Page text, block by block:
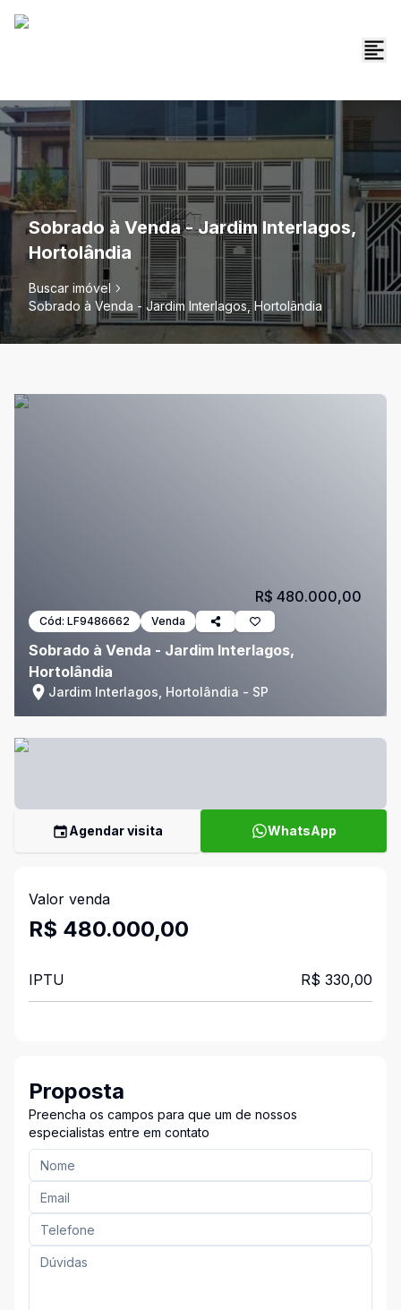
Sobrado à Venda - Jardim Interlagos,
Hortolândia
Buscar imóvel
Sobrado à Venda - Jardim Interlagos, Hortolândia
Cód: LF9486662 Venda
Sobrado à Venda - Jardim Interlagos,
Hortolândia
Jardim Interlagos, Hortolândia - SP
R$ 480.000,00
Agendar visita WhatsApp
Valor venda
R$ 480.000,00
IPTU R$ 330,00
Proposta
Preencha os campos para que um de nossos
especialistas entre em contato